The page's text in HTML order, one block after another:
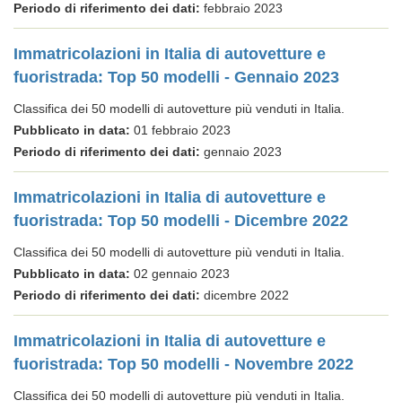
Periodo di riferimento dei dati: febbraio 2023
Immatricolazioni in Italia di autovetture e
fuoristrada: Top 50 modelli - Gennaio 2023
Classifica dei 50 modelli di autovetture più venduti in Italia.
Pubblicato in data: 01 febbraio 2023
Periodo di riferimento dei dati: gennaio 2023
Immatricolazioni in Italia di autovetture e
fuoristrada: Top 50 modelli - Dicembre 2022
Classifica dei 50 modelli di autovetture più venduti in Italia.
Pubblicato in data: 02 gennaio 2023
Periodo di riferimento dei dati: dicembre 2022
Immatricolazioni in Italia di autovetture e
fuoristrada: Top 50 modelli - Novembre 2022
Classifica dei 50 modelli di autovetture più venduti in Italia.